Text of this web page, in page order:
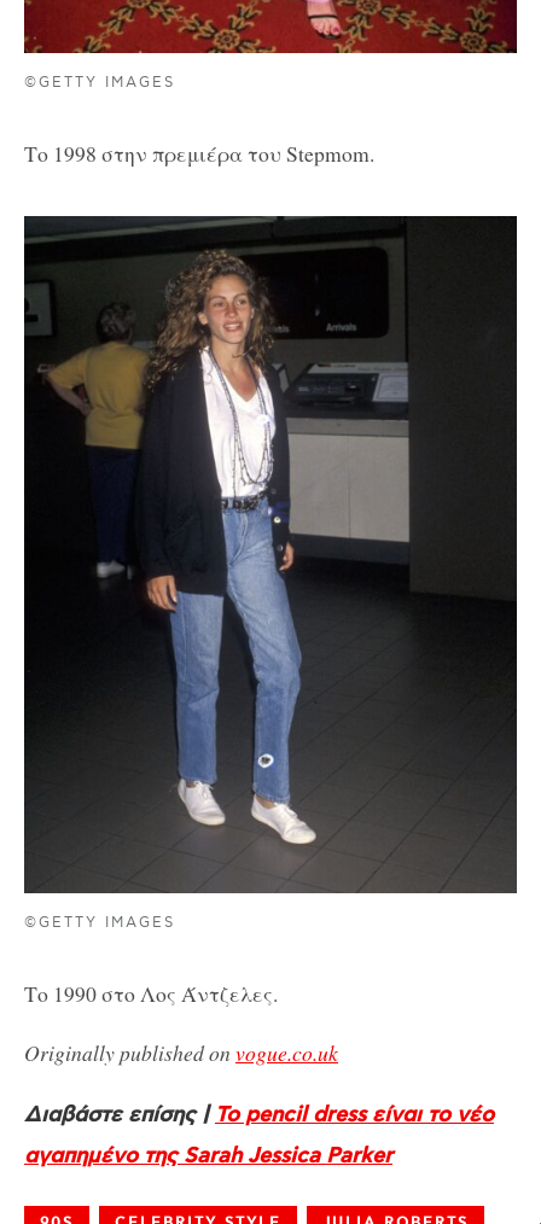
©GETTY IMAGES
Το 1998 στην πρεμιέρα του Stepmom.
©GETTY IMAGES
Το 1990 στο Λος Άντζελες.
Originally published on vogue.co.uk
Διαβάστε επίσης | Το pencil dress είναι το νέο
αγαπημένο της Sarah Jessica Parker